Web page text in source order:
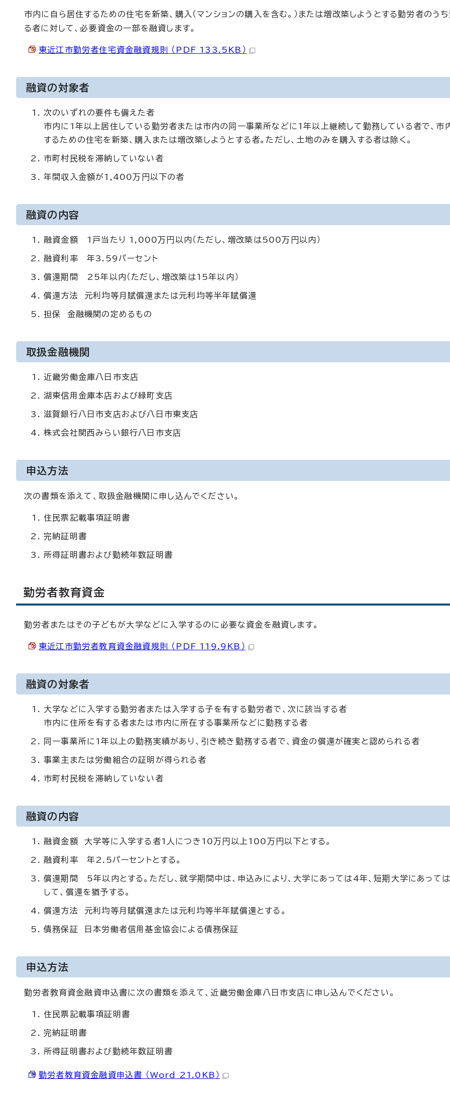
市内に自ら居住するための住宅を新築、購入（マンションの購入を含む。）または増改築しようとする勤労者のう
る者に対して、必要資金の一部を融資します。
東近江市勤労者住宅資金融資規則 （PDF 133.5KB）
融資の対象者
次のいずれの要件も備えた者
市内に1年以上居住している勤労者または市内の同一事業所などに1年以上継続して勤務している者で、市
するための住宅を新築、購入または増改築しようとする者。ただし、土地のみを購入する者は除く。
市町村民税を滞納していない者
年間収入金額が1,400万円以下の者
融資の内容
融資金額 1戸当たり 1,000万円以内（ただし、増改築は500万円以内）
融資利率 年3.59パーセント
償還期間 25年以内（ただし、増改築は15年以内）
償還方法 元利均等月賦償還または元利均等半年賦償還
担保 金融機関の定めるもの
取扱金融機関
近畿労働金庫八日市支店
湖東信用金庫本店および緑町支店
滋賀銀行八日市支店および八日市東支店
株式会社関西みらい銀行八日市支店
申込方法
次の書類を添えて、取扱金融機関に申し込んでください。
住民票記載事項証明書
完納証明書
所得証明書および勤続年数証明書
勤労者教育資金
勤労者またはその子どもが大学などに入学するのに必要な資金を融資します。
東近江市勤労者教育資金融資規則 （PDF 119.9KB）
融資の対象者
大学などに入学する勤労者または入学する子を有する勤労者で、次に該当する者
市内に住所を有する者または市内に所在する事業所などに勤務する者
同一事業所に1年以上の勤務実績があり、引き続き勤務する者で、資金の償還が確実と認められる者
事業主または労働組合の証明が得られる者
市町村民税を滞納していない者
融資の内容
融資金額 大学等に入学する者1人につき10万円以上100万円以下とする。
融資利率 年2.5パーセントとする。
償還期間 5年以内とする。ただし、就学期間中は、申込みにより、大学にあっては4年、短期大学にあって
して、償還を猶予する。
償還方法 元利均等月賦償還または元利均等半年賦償還とする。
債務保証 日本労働者信用基金協会による債務保証
申込方法
勤労者教育資金融資申込書に次の書類を添えて、近畿労働金庫八日市支店に申し込んでください。
住民票記載事項証明書
完納証明書
所得証明書および勤続年数証明書
勤労者教育資金融資申込書 （Word 21.0KB）